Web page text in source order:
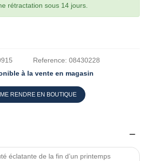
rétractation sous 14 jours.
Reference: 08430228
à la vente en magasin
ME RENDRE EN BOUTIQUE
éclatante de la fin d’un printemps